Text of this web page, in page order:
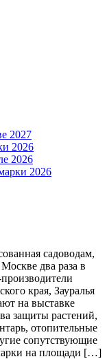
2027
2026
2026
2026
садоводам,
два раза в
края, Зауралья
на выставке
защиты растений,
отопительные
сопутствующие
на площади […]